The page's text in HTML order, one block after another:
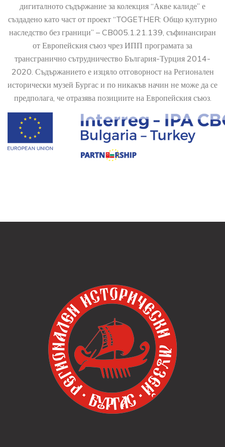
дигиталното съдържание за колекция “Акве калиде” е
създадено като част от проект “TOGETHER: Общо културно
наследство без граници” – CB005.1.21.139, съфинансиран
от Европейския съюз чрез ИПП програмата за
трансгранично сътрудничество България-Турция 2014-
2020. Съдържанието е изцяло отговорност на Регионален
исторически музей Бургас и по никакъв начин не може да се
предполага, че отразява позициите на Европейския съюз.